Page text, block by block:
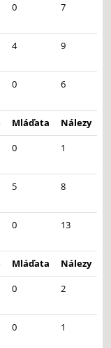
0 7
4 9
0 6
Mláďata
Nálezy
0 1
5 8
0 13
Mláďata
Nálezy
0 2
0 1